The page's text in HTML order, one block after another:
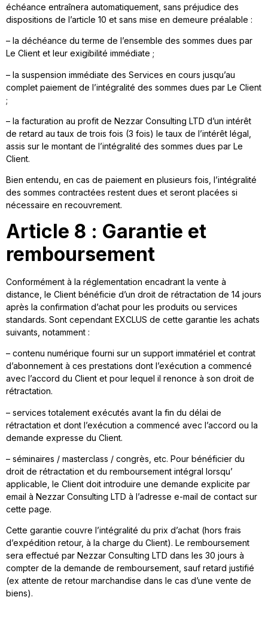
échéance entraînera automatiquement, sans préjudice des
dispositions de l’article 10 et sans mise en demeure préalable :
– la déchéance du terme de l’ensemble des sommes dues par
Le Client et leur exigibilité immédiate ;
– la suspension immédiate des Services en cours jusqu’au
complet paiement de l’intégralité des sommes dues par Le Client
;
– la facturation au profit de Nezzar Consulting LTD d’un intérêt
de retard au taux de trois fois (3 fois) le taux de l’intérêt légal,
assis sur le montant de l’intégralité des sommes dues par Le
Client.
Bien entendu, en cas de paiement en plusieurs fois, l’intégralité
des sommes contractées restent dues et seront placées si
nécessaire en recouvrement.
Article 8 : Garantie et
remboursement
Conformément à la réglementation encadrant la vente à
distance, le Client bénéficie d’un droit de rétractation de 14 jours
après la confirmation d’achat pour les produits ou services
standards. Sont cependant EXCLUS de cette garantie les achats
suivants, notamment :
– contenu numérique fourni sur un support immatériel et contrat
d’abonnement à ces prestations dont l’exécution a commencé
avec l’accord du Client et pour lequel il renonce à son droit de
rétractation.
– services totalement exécutés avant la fin du délai de
rétractation et dont l’exécution a commencé avec l’accord ou la
demande expresse du Client.
– séminaires / masterclass / congrès, etc. Pour bénéficier du
droit de rétractation et du remboursement intégral lorsqu’
applicable, le Client doit introduire une demande explicite par
email à Nezzar Consulting LTD à l’adresse e-mail de contact sur
cette page.
Cette garantie couvre l’intégralité du prix d’achat (hors frais
d’expédition retour, à la charge du Client). Le remboursement
sera effectué par Nezzar Consulting LTD dans les 30 jours à
compter de la demande de remboursement, sauf retard justifié
(ex attente de retour marchandise dans le cas d’une vente de
biens).